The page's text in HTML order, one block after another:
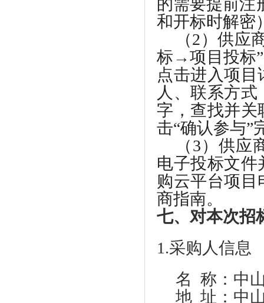
的需要提前注
和开标时解密
（2）供应
标→项目投标
点击进入项
人、联系方
字，查找并关
击“确认参与”
（3）供应
电子投标文
购云平台项
商指南。
七、对本次招
1.采购人信息
名 称：中
地 址：中